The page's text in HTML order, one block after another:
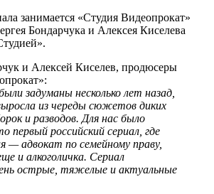
занимается «Студия Видеопрокат»
Бондарчука и Алексея Киселева
и Алексей Киселев, продюсеры
задуманы несколько лет назад,
из череды сюжетов диких
и разводов. Для нас было
первый российский сериал, где
— адвокат по семейному праву,
и алкоголичка. Сериал
острые, тяжелые и актуальные